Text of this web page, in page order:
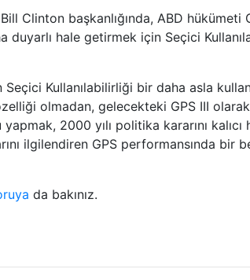
Clinton başkanlığında, ABD
duyarlı hale getirmek için Seçici
Kullanılabilirliği bir daha asla
olmadan, gelecekteki GPS III olarak
yapmak, 2000 yılı politika kararını
ilgilendiren GPS performansında bir
da bakınız.